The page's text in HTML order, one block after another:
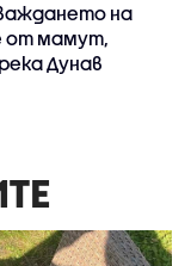
на
от мамут,
Дунав